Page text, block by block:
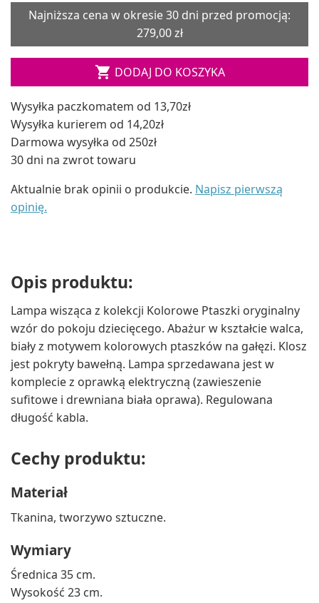
Najniższa cena w okresie 30 dni przed promocją:
279,00 zł
 DODAJ DO KOSZYKA
Wysyłka paczkomatem od 13,70zł
Wysyłka kurierem od 14,20zł
Darmowa wysyłka od 250zł
30 dni na zwrot towaru
Aktualnie brak opinii o produkcie. Napisz pierwszą
opinię.
Opis produktu:
Lampa wisząca z kolekcji Kolorowe Ptaszki oryginalny
wzór do pokoju dziecięcego. Abażur w kształcie walca,
biały z motywem kolorowych ptaszków na gałęzi. Klosz
jest pokryty bawełną. Lampa sprzedawana jest w
komplecie z oprawką elektryczną (zawieszenie
sufitowe i drewniana biała oprawa). Regulowana
długość kabla.
Cechy produktu:
Materiał
Tkanina, tworzywo sztuczne.
Wymiary
Średnica 35 cm.
Wysokość 23 cm.